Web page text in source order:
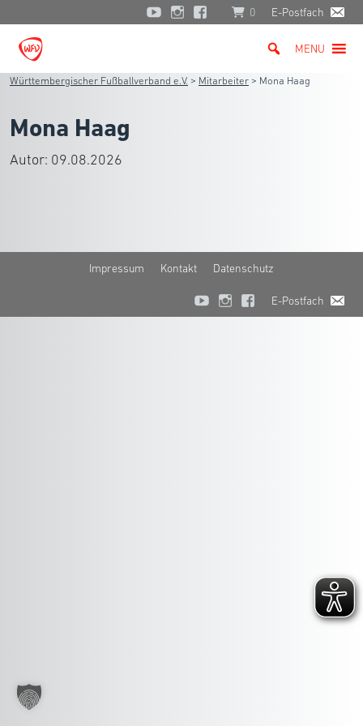
0 E-Postfach
MENU
Württembergischer Fußballverband e.V. > Mitarbeiter > Mona Haag
Mona Haag
Autor: 09.08.2026
Impressum Kontakt Datenschutz
E-Postfach